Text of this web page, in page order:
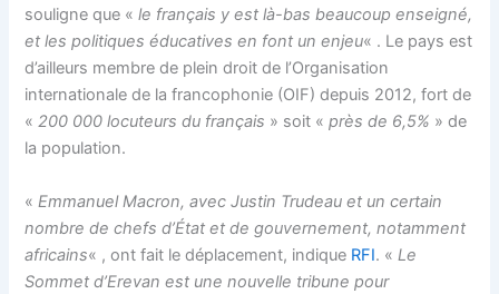
souligne que «le français y est là-bas beaucoup enseigné,
et les politiques éducatives en font un enjeu« . Le pays est
d’ailleurs membre de plein droit de l’Organisation
internationale de la francophonie (OIF) depuis 2012, fort de
«200 000 locuteurs du français » soit «près de 6,5% » de
la population.
« Emmanuel Macron, avec Justin Trudeau et un certain
nombre de chefs d’État et de gouvernement, notamment
africains« , ont fait le déplacement, indique RFI. « Le
Sommet d’Erevan est une nouvelle tribune pour